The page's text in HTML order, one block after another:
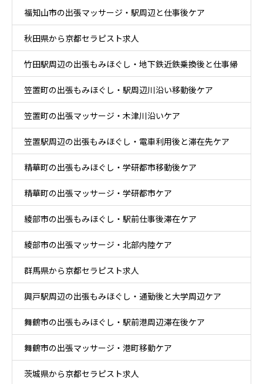
福知山市の出張マッサージ・駅周辺と仕事後ケア
秋田県から京都セラピスト求人
竹田駅周辺の出張もみほぐし・地下鉄近鉄乗換後と仕事帰
りケア
笠置町の出張もみほぐし・駅周辺川沿い移動後ケア
笠置町の出張マッサージ・木津川沿いケア
笠置駅周辺の出張もみほぐし・電車利用後と滞在先ケア
精華町の出張もみほぐし・学研都市移動後ケア
精華町の出張マッサージ・学研都市ケア
綾部市の出張もみほぐし・駅前仕事後滞在ケア
綾部市の出張マッサージ・北部内陸ケア
群馬県から京都セラピスト求人
興戸駅周辺の出張もみほぐし・通勤後と大学周辺ケア
舞鶴市の出張もみほぐし・駅前港周辺滞在後ケア
舞鶴市の出張マッサージ・港町移動ケア
茨城県から京都セラピスト求人